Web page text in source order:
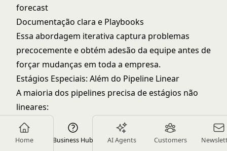
Home Business Hub AI Agents Customers
forecast
Documentação clara e Playbooks
Essa abordagem iterativa captura problemas
precocemente e obtém adesão da equipe antes de
forçar mudanças em toda a empresa.
Estágios Especiais: Além do Pipeline Linear
A maioria dos pipelines precisa de estágios não
lineares:
Fechado Ganho (100%)
Propósito:
Negócios convertidos em clientes